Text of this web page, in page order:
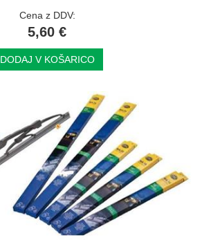
Cena z DDV:
5,60 €
DODAJ V KOŠARICO